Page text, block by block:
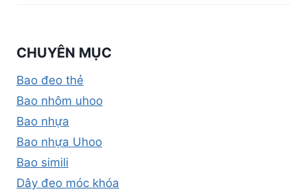
CHUYÊN MỤC
Bao đeo thẻ
Bao nhôm uhoo
Bao nhựa
Bao nhựa Uhoo
Bao simili
Dây đeo móc khóa